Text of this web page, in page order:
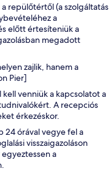
repülőtértől (a szolgáltatás
a
előtt értesíteniük a
megadott
zajlik, hanem a
Pier]
venniük a kapcsolatot a
A recepciós
érkezéskor.
24 órával vegye fel a
visszaigazoláson
a